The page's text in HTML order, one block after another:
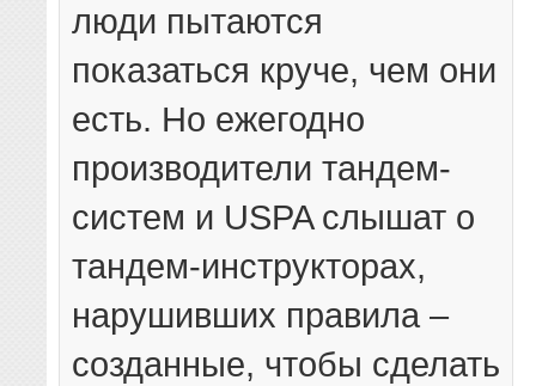
люди пытаются
показаться круче, чем они
есть. Но ежегодно
производители тандем-
систем и USPA слышат о
тандем-инструкторах,
нарушивших правила –
созданные, чтобы сделать